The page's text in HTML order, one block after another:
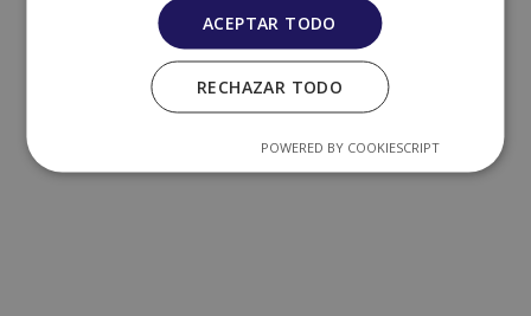
ACEPTAR TODO
RECHAZAR TODO
POWERED BY COOKIESCRIPT